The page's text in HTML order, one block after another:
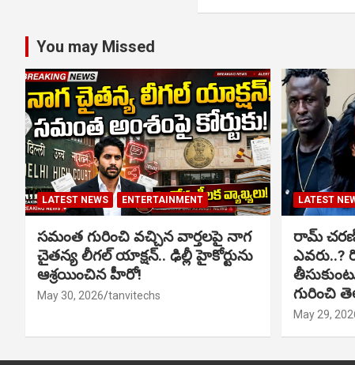
You may Missed
LATEST NEWS ENTERTAINMENT
సమంత గురించి వచ్చిన వార్తలపై నాగ
చైతన్య లీగల్ యాక్షన్.. ఢిల్లీ హైకోర్టును
ఆశ్రయించిన హీరో!
May 30, 2026 tanvitechs
LATEST
రామ్
ఎవరు..?
గురించి
May 29,